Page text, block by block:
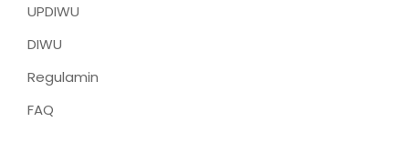
UPDIWU
DIWU
Regulamin
FAQ